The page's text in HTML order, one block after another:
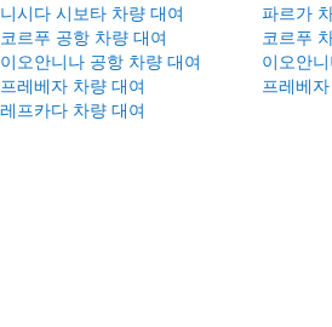
니시다 시보타 차량 대여
파르가
코르푸 공항 차량 대여
코르푸
이오안니나 공항 차량 대여
이오안
프레베자 차량 대여
프레베
레프카다 차량 대여